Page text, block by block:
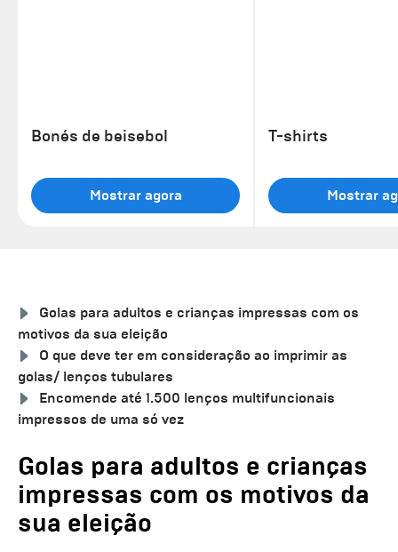
Bonés de beisebol
Mostrar agora
T-shirts
Mostrar
Golas para adultos e crianças impressas com os
motivos da sua eleição
O que deve ter em consideração ao imprimir as
golas/ lenços tubulares
Encomende até 1.500 lenços multifuncionais
impressos de uma só vez
Golas para adultos e crianças
impressas com os motivos da
sua eleição